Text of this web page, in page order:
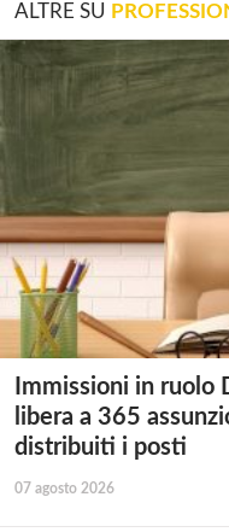
ALTRE SU
Immissioni in ruolo
libera a 365
distribuiti i posti
07 agosto 2026